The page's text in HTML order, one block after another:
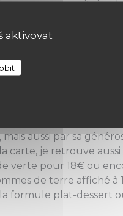
aktivovat
veux que ce soit
servie avec des
de 20€. Je me laisse
sera un croustillant
est bien présent,
ici.
Ce sera un chou
aussi par sa
carte, je retrouve
verte pour 18€ ou
de terre affiché à
formule plat-dessert